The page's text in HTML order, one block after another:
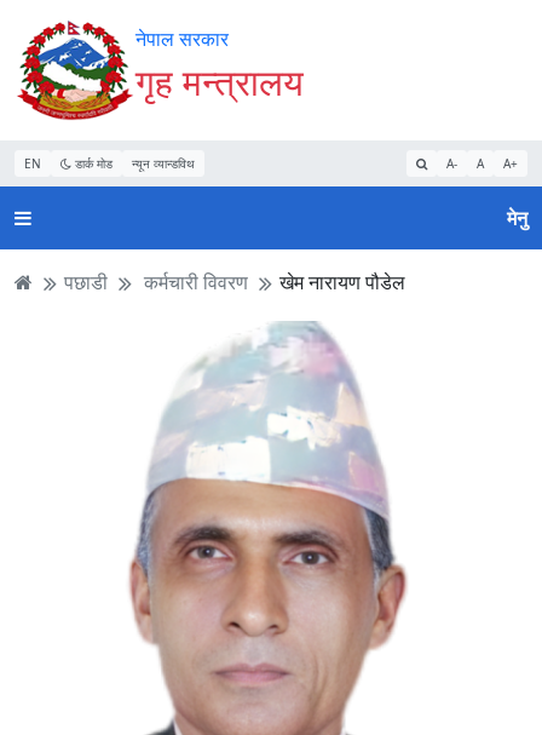
Accessibility
Mode
सुरु
गर्नुहोस्
सामाग्री
पढ्नुहाेस्
नेभिगेसन
पढ्नुहाेस्
वेबसाइट
खोजमा
जानुहोस्
नेपाल सरकार
गृह मन्त्रालय
EN डार्क मोड न्यून व्यान्डविथ A- A A+
मेनु
पछाडी कर्मचारी विवरण खेम नारायण पौडेल